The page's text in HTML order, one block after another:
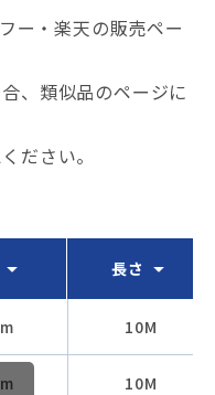
ー・楽天の販売ペー
、類似品のページに
ださい。
長さ
10M
10M